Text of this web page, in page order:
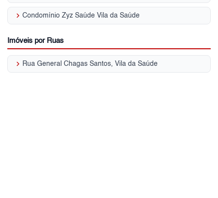
keyboard_arrow_right Condomínio Zyz Saúde Vila da Saúde
Imóveis por Ruas
keyboard_arrow_right Rua General Chagas Santos, Vila da Saúde